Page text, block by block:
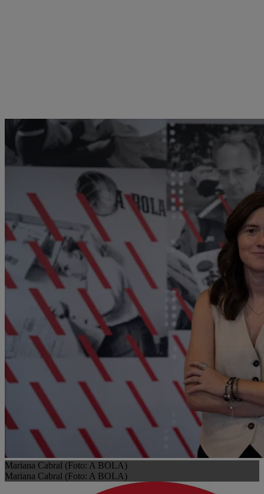
Mariana Cabral (Foto: A BOLA)
Mariana Cabral (Foto: A BOLA)